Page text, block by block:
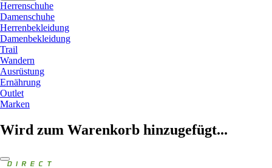
Herrenschuhe
Damenschuhe
Herrenbekleidung
Damenbekleidung
Trail
Wandern
Ausrüstung
Ernährung
Outlet
Marken
Wird zum Warenkorb hinzugefügt...